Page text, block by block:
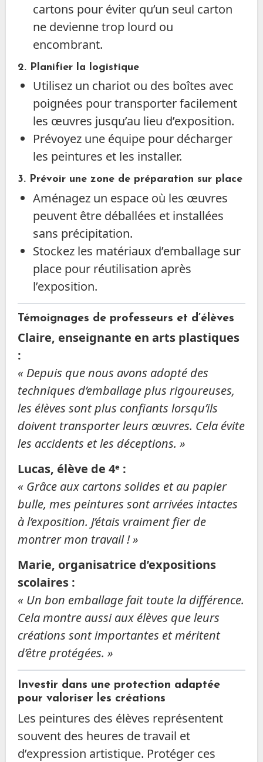
cartons pour éviter qu’un seul carton
ne devienne trop lourd ou
encombrant.
2. Planifier la logistique
Utilisez un chariot ou des boîtes avec
poignées pour transporter facilement
les œuvres jusqu’au lieu d’exposition.
Prévoyez une équipe pour décharger
les peintures et les installer.
3. Prévoir une zone de préparation sur place
Aménagez un espace où les œuvres
peuvent être déballées et installées
sans précipitation.
Stockez les matériaux d’emballage sur
place pour réutilisation après
l’exposition.
Témoignages de professeurs et d’élèves
Claire, enseignante en arts plastiques
:
« Depuis que nous avons adopté des
techniques d’emballage plus rigoureuses,
les élèves sont plus confiants lorsqu’ils
doivent transporter leurs œuvres. Cela évite
les accidents et les déceptions. »
Lucas, élève de 4ᵉ :
« Grâce aux cartons solides et au papier
bulle, mes peintures sont arrivées intactes
à l’exposition. J’étais vraiment fier de
montrer mon travail ! »
Marie, organisatrice d’expositions
scolaires :
« Un bon emballage fait toute la différence.
Cela montre aussi aux élèves que leurs
créations sont importantes et méritent
d’être protégées. »
Investir dans une protection adaptée
pour valoriser les créations
Les peintures des élèves représentent
souvent des heures de travail et
d’expression artistique. Protéger ces